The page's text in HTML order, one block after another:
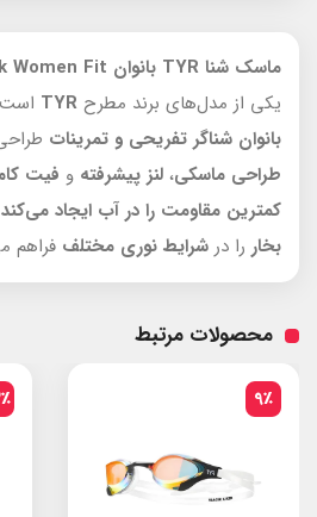
ماسک شنا TYR بانوان Regue Swim Mask Women Fit
یکی از مدل‌های برند مطرح
بانوان شناگر تفریحی و تمرینات
طراحی ماسکی، لنز پیشرفته و فیت
کمترین مقاومت را در آب ایجاد می‌کند
بخار را در شرایط نوری مختلف فراهم
محصولات مرتبط
9٪